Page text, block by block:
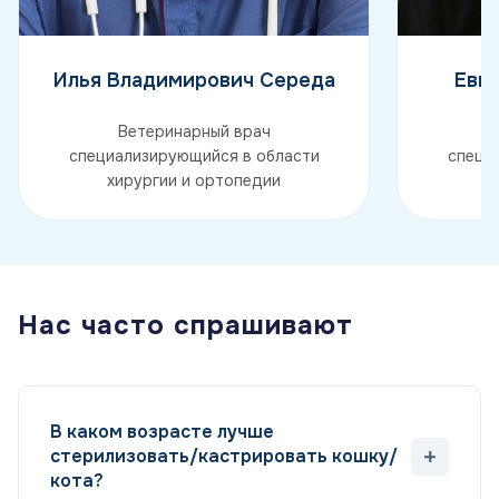
Илья Владимирович Середа
Ветеринарный врач
специализирующийся в области
хирургии и ортопедии
Нас часто спрашивают
В каком возрасте лучше
стерилизовать/кастрировать кошку/
кота?